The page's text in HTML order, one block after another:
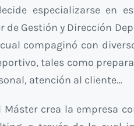
especializarse en
de Gestión y Dirección
compaginó con
tales como
atención al cliente…
Máster crea la empresa